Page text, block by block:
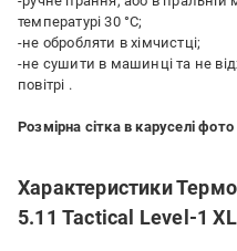
температурі 30 °C;
-не обробляти в хімчистці;
-не сушити в машинці та не
повітрі .
Розмірна сітка в каруселі фото
Характеристики
5.11 Tactical Level-1